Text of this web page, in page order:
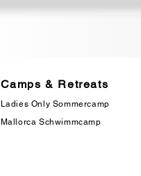
Camps & Retreats
Ladies Only Sommercamp
Mallorca Schwimmcamp